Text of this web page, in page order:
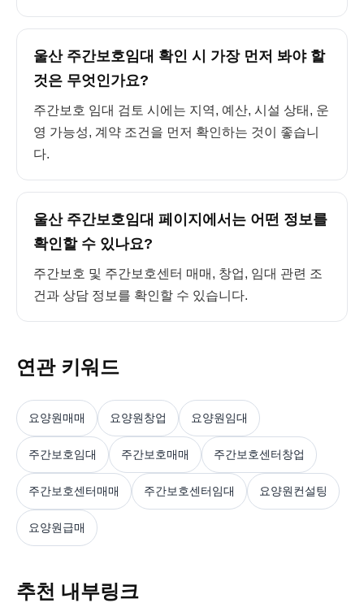
울산 주간보호임대 확인 시 가장 먼저 봐야 할
것은 무엇인가요?
주간보호 임대 검토 시에는 지역, 예산, 시설 상태, 운
영 가능성, 계약 조건을 먼저 확인하는 것이 좋습니
다.
울산 주간보호임대 페이지에서는 어떤 정보를
확인할 수 있나요?
주간보호 및 주간보호센터 매매, 창업, 임대 관련 조
건과 상담 정보를 확인할 수 있습니다.
연관 키워드
요양원매매 요양원창업 요양원임대
주간보호임대 주간보호매매 주간보호센터창업
주간보호센터매매 주간보호센터임대 요양원컨설팅
요양원급매
추천 내부링크